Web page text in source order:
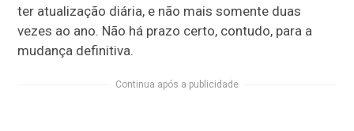
ter atualização diária, e não mais somente duas
vezes ao ano. Não há prazo certo, contudo, para a
mudança definitiva.
Continua após a publicidade